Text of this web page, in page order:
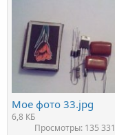
Мое фото 33.jpg
6,8 КБ
Просмотры: 135 331